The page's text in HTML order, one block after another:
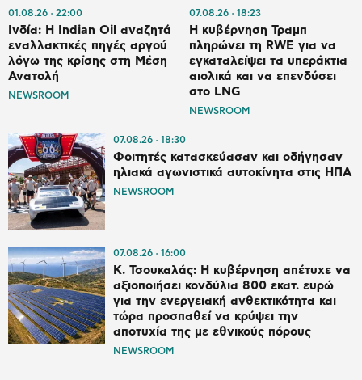
01.08.26 22:00
Ινδία: Η Indian Oil αναζητά
εναλλακτικές πηγές αργού
λόγω της κρίσης στη Μέση
Ανατολή
NEWSROOM
07.08.26 18:23
Η κυβέρνηση Τραμπ
πληρώνει τη RWE για να
εγκαταλείψει τα υπεράκτια
αιολικά και να επενδύσει
στο LNG
NEWSROOM
07.08.26 18:30
Φοιτητές κατασκεύασαν και οδήγησαν
ηλιακά αγωνιστικά αυτοκίνητα στις ΗΠΑ
NEWSROOM
07.08.26 16:00
Κ. Τσουκαλάς: Η κυβέρνηση απέτυχε να
αξιοποιήσει κονδύλια 800 εκατ. ευρώ
για την ενεργειακή ανθεκτικότητα και
τώρα προσπαθεί να κρύψει την
αποτυχία της με εθνικούς πόρους
NEWSROOM